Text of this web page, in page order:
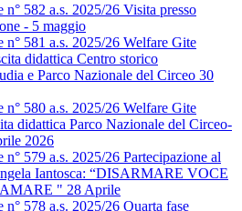
n° 582 a.s. 2025/26 Visita presso
- 5 maggio
n° 581 a.s. 2025/26 Welfare Gite
didattica Centro storico
e Parco Nazionale del Circeo 30
n° 580 a.s. 2025/26 Welfare Gite
didattica Parco Nazionale del Circeo-
2026
n° 579 a.s. 2025/26 Partecipazione al
Iantosca: “DISARMARE VOCE
" 28 Aprile
n° 578 a.s. 2025/26 Quarta fase